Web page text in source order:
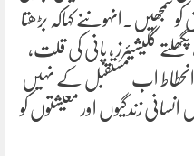
کہاکہ بڑھتا
گلیشیئرز ، پانی کی قلت،
انحطاط اب مستقبل کے نہیں
زندگیوں اور معیشتوں کو